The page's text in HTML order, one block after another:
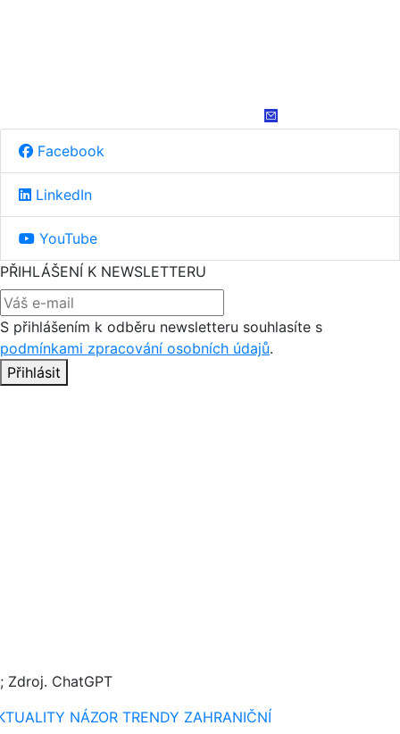
Facebook
LinkedIn
YouTube
PŘIHLÁŠENÍ K NEWSLETTERU
S přihlášením k odběru newsletteru souhlasíte s
podmínkami zpracování osobních údajů.
Přihlásit
Zdroj. ChatGPT
NÁZOR TRENDY ZAHRANIČNÍ